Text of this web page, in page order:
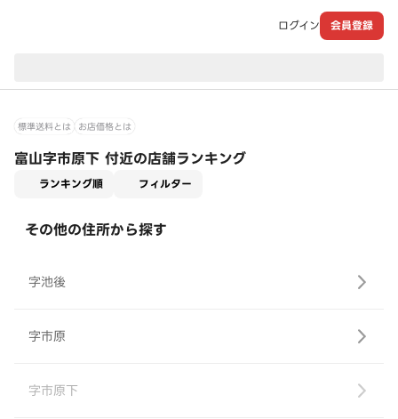
ログイン 会員登録
標準送料とは お店価格とは
富山字市原下 付近の店舗ランキング
ランキング順 フィルター
その他の住所から探す
字池後
字市原
字市原下